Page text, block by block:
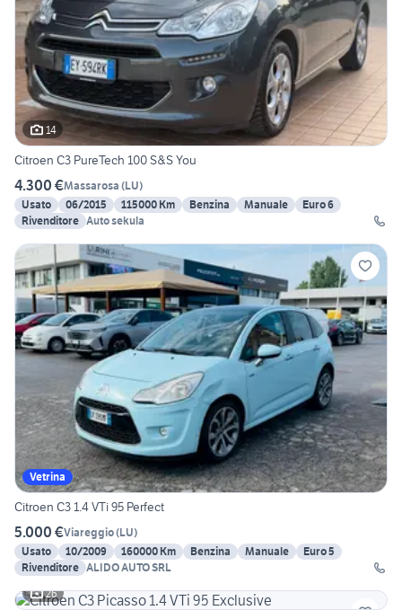
14
Citroen C3 PureTech 100 S&S You
4.300 €Massarosa (LU)
Usato
06/2015 115000 Km Benzina Manuale
Euro 6
Rivenditore Auto sekula
Vetrina
Citroen C3 1.4 VTi 95 Perfect
5.000 €Viareggio(LU)
Usato
10/2009 160000 Km Benzina Manuale
Euro 5
Rivenditore ALIDO AUTO SRL
26